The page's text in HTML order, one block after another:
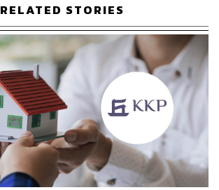
RELATED STORIES